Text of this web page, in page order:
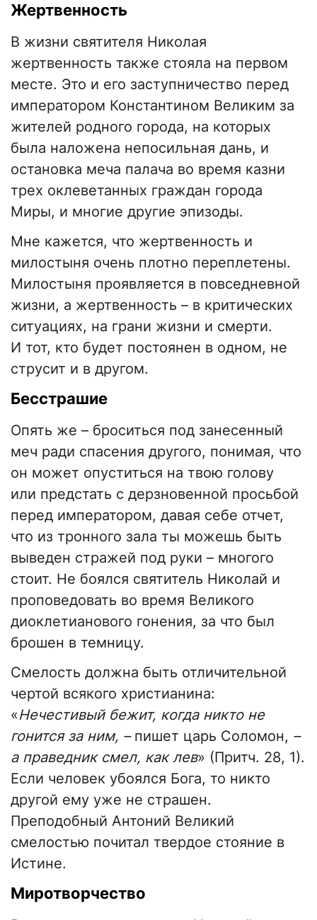
Жертвенность
В жизни святителя Николая
жертвенность также стояла на первом
месте. Это и его заступничество перед
императором Константином Великим за
жителей родного города, на которых
была наложена непосильная дань, и
остановка меча палача во время казни
трех оклеветанных граждан города
Миры, и многие другие эпизоды.
Мне кажется, что жертвенность и
милостыня очень плотно переплетены.
Милостыня проявляется в повседневной
жизни, а жертвенность – в критических
ситуациях, на грани жизни и смерти.
И тот, кто будет постоянен в одном, не
струсит и в другом.
Бесстрашие
Опять же – броситься под занесенный
меч ради спасения другого, понимая, что
он может опуститься на твою голову
или предстать с дерзновенной просьбой
перед императором, давая себе отчет,
что из тронного зала ты можешь быть
выведен стражей под руки – многого
стоит. Не боялся святитель Николай и
проповедовать во время Великого
диоклетианового гонения, за что был
брошен в темницу.
Смелость должна быть отличительной
чертой всякого христианина:
«Нечестивый бежит, когда никто не
гонится за ним, – пишет царь Соломон, –
а праведник смел, как лев» (Притч. 28, 1).
Если человек убоялся Бога, то никто
другой ему уже не страшен.
Преподобный Антоний Великий
смелостью почитал твердое стояние в
Истине.
Миротворчество